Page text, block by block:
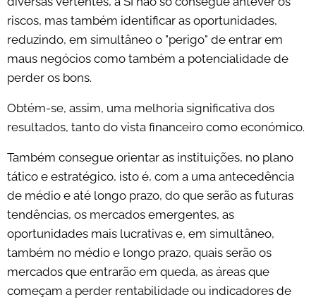
riscos, mas também identificar as oportunidades,
reduzindo, em simultâneo o "perigo" de entrar em
maus negócios como também a potencialidade de
perder os bons.
Obtém-se, assim, uma melhoria significativa dos
resultados, tanto do vista financeiro como económico.
Também consegue orientar as instituições, no plano
tático e estratégico, isto é, com a uma antecedência
de médio e até longo prazo, do que serão as futuras
tendências, os mercados emergentes, as
oportunidades mais lucrativas e, em simultâneo,
também no médio e longo prazo, quais serão os
mercados que entrarão em queda, as áreas que
começam a perder rentabilidade ou indicadores de